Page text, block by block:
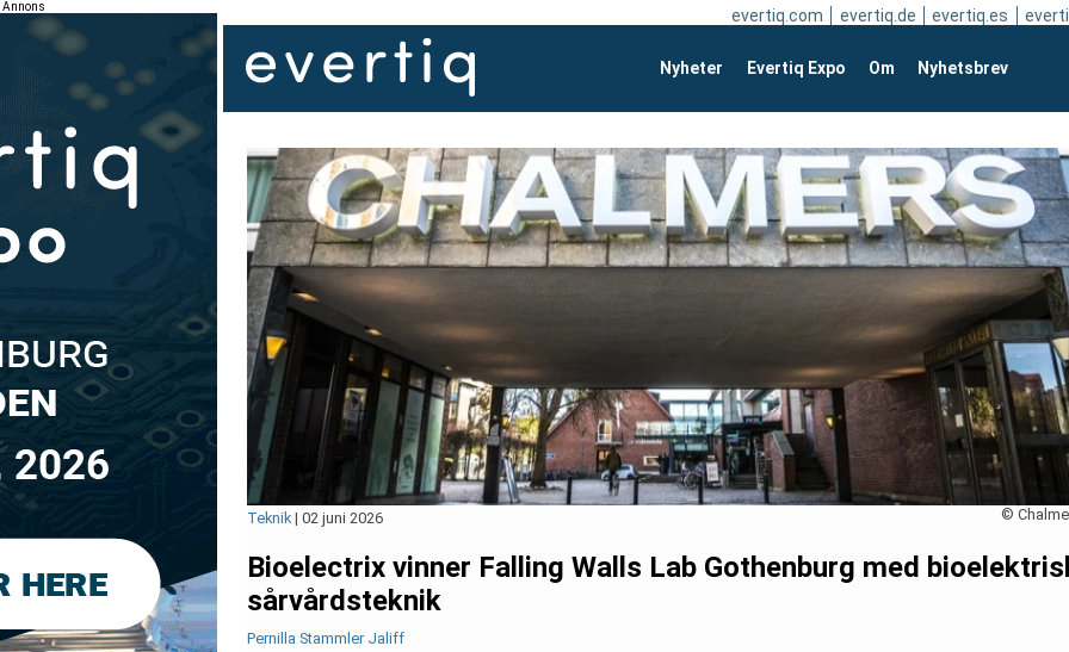
Annons evertiq.com evertiq.de evertiq.es
Nyheter Evertiq Expo Om Nyhetsbrev
©
Teknik | 02 juni 2026
Bioelectrix vinner Falling Walls Lab Gothenburg med
sårvårdsteknik
Pernilla Stammler Jaliff